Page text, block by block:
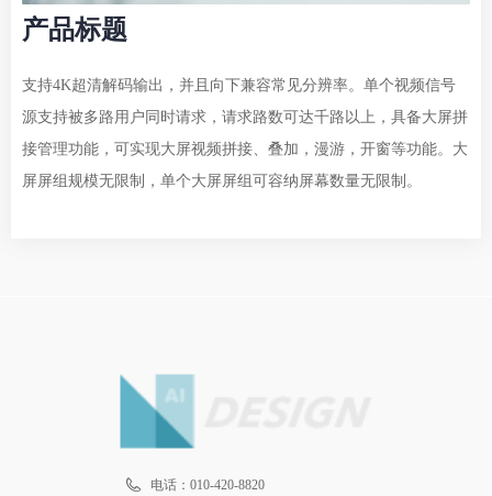
产品标题
支持4K超清解码输出，并且向下兼容常见分辨率。单个视频信号
源支持被多路用户同时请求，请求路数可达千路以上，具备大屏拼
接管理功能，可实现大屏视频拼接、叠加，漫游，开窗等功能。大
屏屏组规模无限制，单个大屏屏组可容纳屏幕数量无限制。
电话： 010-420-8820